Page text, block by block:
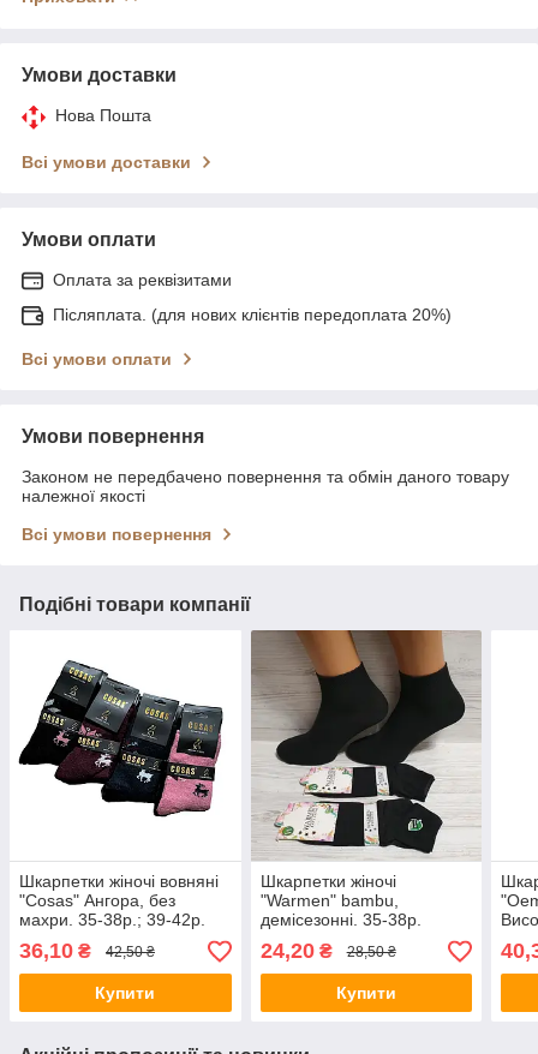
Умови доставки
Нова Пошта
Всі умови доставки
Умови оплати
Оплата за реквізитами
Післяплата. (для нових клієнтів передоплата 20%)
Всі умови оплати
Умови повернення
Законом не передбачено повернення та обмін даного товару
належної якості
Всі умови повернення
Подібні товари компанії
Шкарпетки жіночі вовняні
"Cosas" Ангора, без
махри. 35-38р.; 39-42р.
Високі. (BDP-25)
36,10 ₴ 42,50 ₴
Купити
Шкарпетки жіночі
"Warmen" bambu,
демісезонні. 35-38р.
Чорні.
24,20₴ 28,50 ₴
Купити